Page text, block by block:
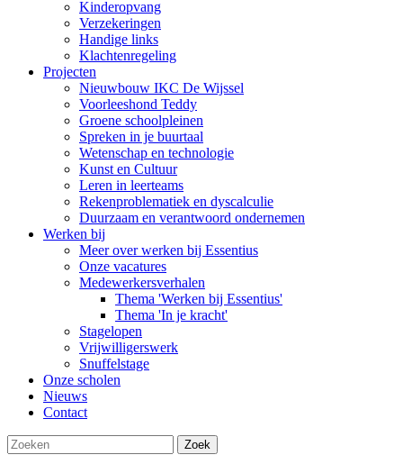
Kinderopvang
Verzekeringen
Handige links
Klachtenregeling
Projecten
Nieuwbouw IKC De Wijssel
Voorleeshond Teddy
Groene schoolpleinen
Spreken in je buurtaal
Wetenschap en technologie
Kunst en Cultuur
Leren in leerteams
Rekenproblematiek en dyscalculie
Duurzaam en verantwoord ondernemen
Werken bij
Meer over werken bij Essentius
Onze vacatures
Medewerkersverhalen
Thema 'Werken bij Essentius'
Thema 'In je kracht'
Stagelopen
Vrijwilligerswerk
Snuffelstage
Onze scholen
Nieuws
Contact
Zoek